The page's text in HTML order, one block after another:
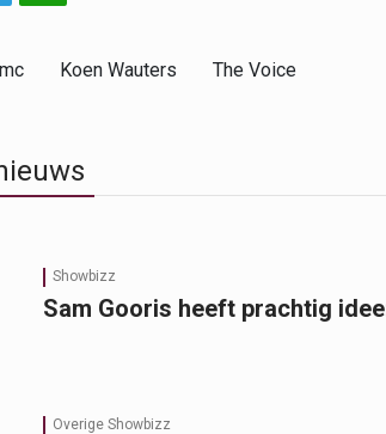
Koen Wauters The Voice
Showbizz
Sam Gooris heeft prachtig
Overige Showbizz